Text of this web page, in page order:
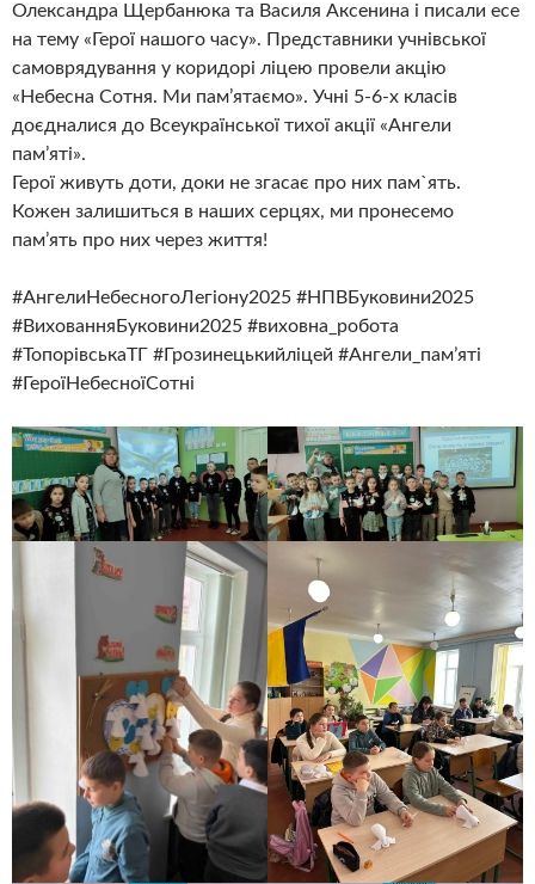
Олександра Щербанюка та Василя Аксенина і писали есе
на тему «Герої нашого часу». Представники учнівської
самоврядування у коридорі ліцею провели акцію
«Небесна Сотня. Ми пам’ятаємо». Учні 5-6-х класів
доєдналися до Всеукраїнської тихої акції «Ангели
пам’яті».
Герої живуть доти, доки не згасає про них пам`ять.
Кожен залишиться в наших серцях, ми пронесемо
пам’ять про них через життя!
#АнгелиНебесногоЛегіону2025 #НПВБуковини2025
#ВихованняБуковини2025 #виховна_робота
#ТопорівськаТГ #Грозинецькийліцей #Ангели_памʼяті
#ГероїНебесноїСотні